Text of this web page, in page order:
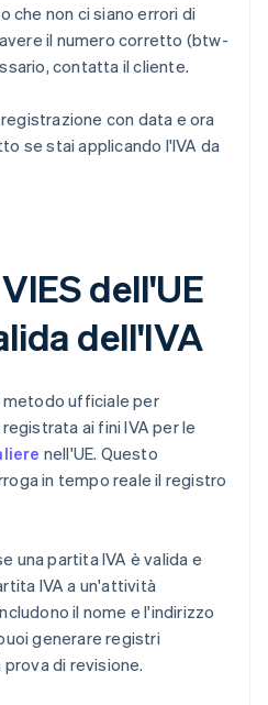
che non ci siano errori di
il numero corretto (btw-
contatta il cliente.
con data e ora
se stai applicando l'IVA da
dell'UE
dell'IVA
metodo ufficiale per
ai fini IVA per le
nell'UE. Questo
in tempo reale il registro
una partita IVA è valida e
IVA a un'attività
il nome e l'indirizzo
generare registri
di revisione.